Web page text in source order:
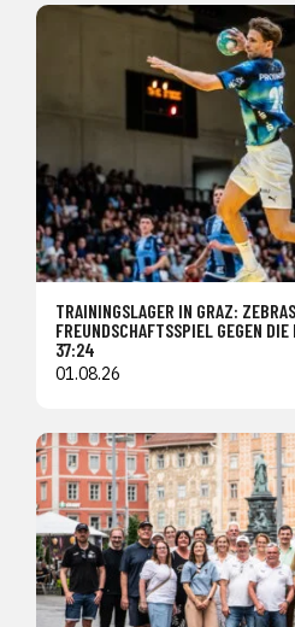
TRAININGSLAGER IN GRAZ:
FREUNDSCHAFTSSPIEL GEGEN
37:24
01.08.26